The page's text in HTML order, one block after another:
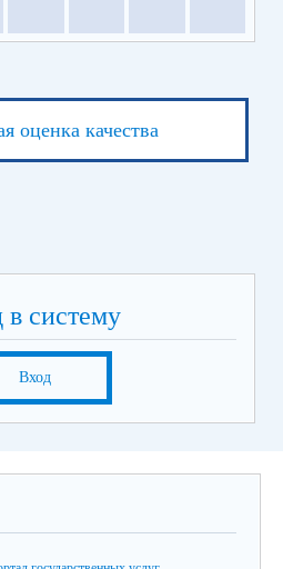
оценка качества
в систему
Вход